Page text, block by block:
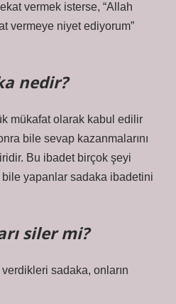
vermek isterse, “Allah
vermeye niyet ediyorum”
nedir?
mükafat olarak kabul edilir
bile sevap kazanmalarını
Bu ibadet birçok şeyi
yapanlar sadaka ibadetini
siler mi?
sadaka, onların